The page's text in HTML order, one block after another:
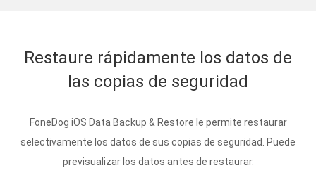
Restaure rápidamente los datos de
las copias de seguridad
FoneDog iOS Data Backup & Restore le permite restaurar
selectivamente los datos de sus copias de seguridad. Puede
previsualizar los datos antes de restaurar.